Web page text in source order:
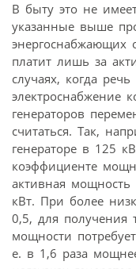
В быту это не
указанные выше
энергоснабжающих
платит лишь за
случаях, когда
электроснабжение
генераторов
считаться. Так,
генераторе в 125
коэффициенте
активная мощность
кВт. При более
0,5, для получения
мощности
е. в 1,6 раза